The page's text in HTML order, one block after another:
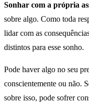
Sonhar com a própria
sobre algo. Como toda
lidar com as
distintos para esse sonho.
Pode haver algo no seu
conscientemente ou não.
sobre isso, pode sofrer